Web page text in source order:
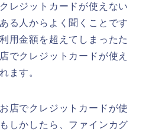
レジットカードが使えない
る人からよく聞くことです
用金額を超えてしまったた
でクレジットカードが使え
ます。
店でクレジットカードが使
しかしたら、ファインカグ